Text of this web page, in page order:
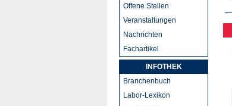
Offene Stellen
Veranstaltungen
Nachrichten
Fachartikel
INFOTHEK
Branchenbuch
Labor-Lexikon